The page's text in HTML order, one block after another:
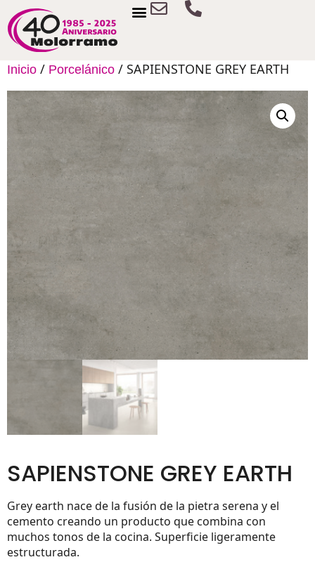
Inicio / Porcelánico / SAPIENSTONE GREY EARTH
SAPIENSTONE GREY EARTH
Grey earth nace de la fusión de la pietra serena y el
cemento creando un producto que combina con
muchos tonos de la cocina. Superficie ligeramente
estructurada.